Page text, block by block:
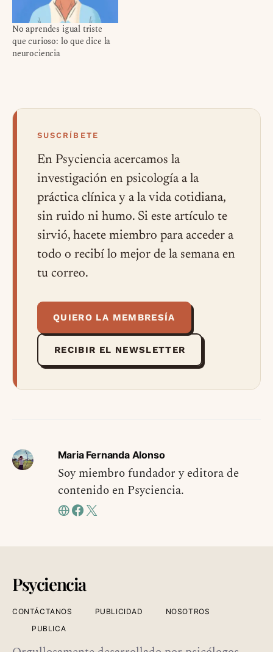
No aprendes igual triste
que curioso: lo que dice la
neurociencia
SUSCRÍBETE
En Psyciencia acercamos la
investigación en psicología a la
práctica clínica y a la vida cotidiana,
sin ruido ni humo. Si este artículo te
sirvió, hacete miembro para acceder a
todo o recibí lo mejor de la semana en
tu correo.
QUIERO LA MEMBRESÍA
RECIBIR EL NEWSLETTER
Maria Fernanda Alonso
Soy miembro fundador y editora de
contenido en Psyciencia.
Psyciencia
CONTÁCTANOS PUBLICIDAD
NOSOTROS
PUBLICA